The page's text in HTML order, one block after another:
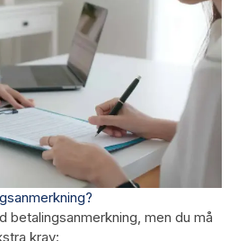
betalingsanmerkning, men du må
krav: